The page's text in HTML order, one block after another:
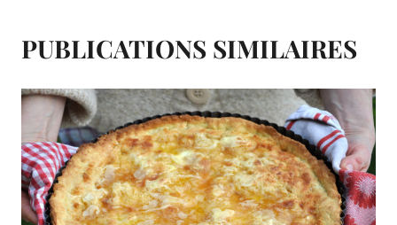
PUBLICATIONS SIMILAIRES